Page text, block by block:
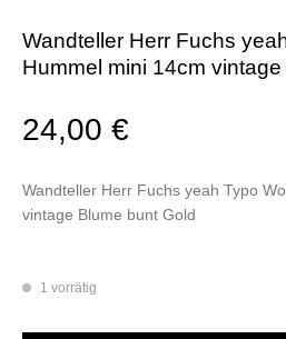
Wandteller Herr Fuchs
Hummel mini 14cm
24,00€
Wandteller Herr Fuchs yeah Typo
vintage Blume bunt Gold
1 vorrätig